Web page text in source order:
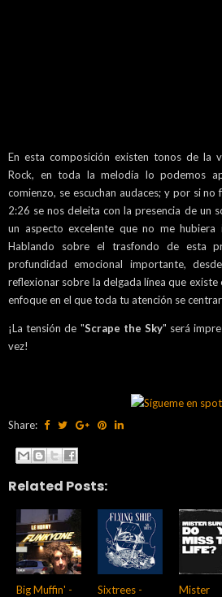
En esta composición existen tonos de la
Rock, en toda la melodía lo podemos
comienzo, se escuchan audaces; y por si
2:26 se nos deleita con la presencia de un
un aspecto excelente que no me hubiera
Hablando sobre el trasfondo de esta
profundidad emocional importante,
reflexionar sobre la delgada línea que
enfoque en el que toda tu atención se
¡La tensión de "Scrape the Sky" será
vez!
Share:
Related Posts:
Big Muffin' -
Sixtrees -
Mister